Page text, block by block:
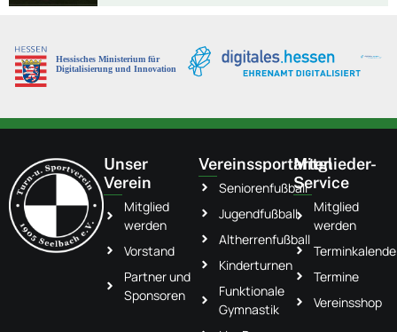
Unser
Verein
Mitglied
werden
Vorstand
Partner und
Sponsoren
Vereinssportarten
Seniorenfußball
Jugendfußball
Altherrenfußball
Kinderturnen
Funktionale
Gymnastik
Mitglieder-
Service
Mitglied
werden
Termine
Vereinsshop